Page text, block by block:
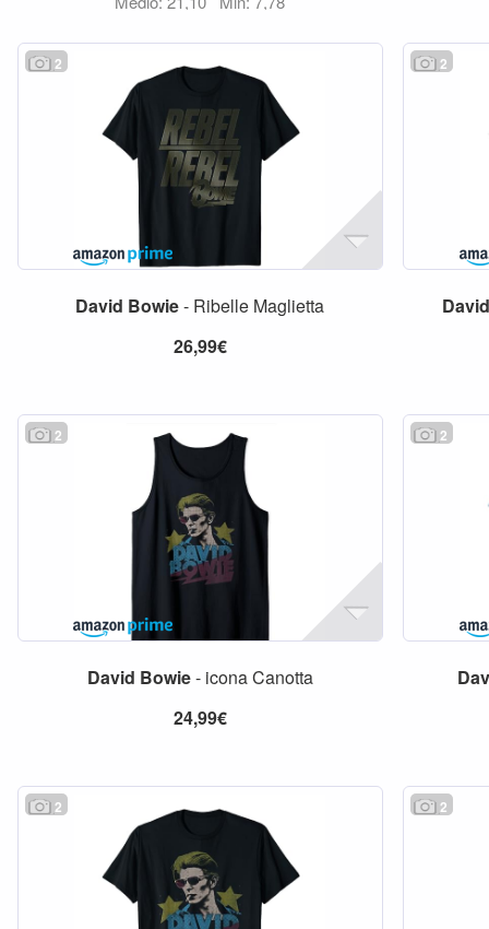
2
David Bowie- Ribelle Maglietta
26,99€
2
David
2
David Bowie- icona Canotta
24,99€
2
2 2